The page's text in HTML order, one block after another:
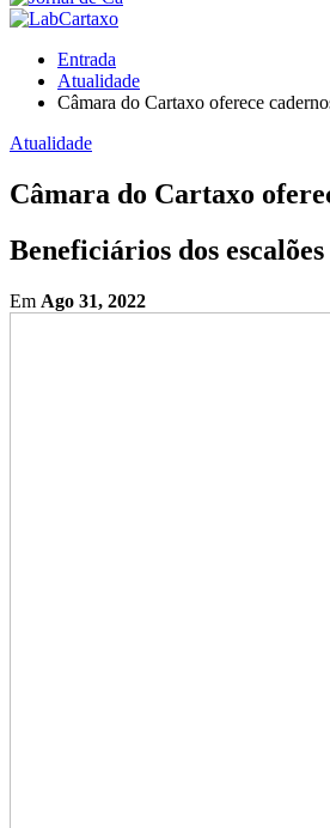
Entrada
Atualidade
Câmara do Cartaxo oferece
Atualidade
Câmara do Cartaxo
Beneficiários dos
Em Ago 31, 2022